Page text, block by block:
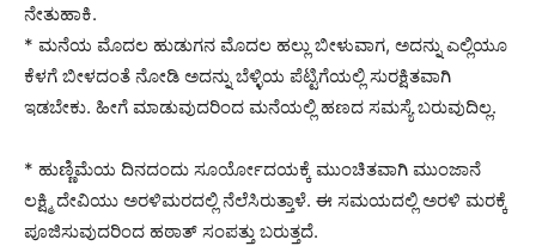
ನೇತುಹಾಕಿ.
* ಮನೆಯ ಮೊದಲ ಹುಡುಗನ ಮೊದಲ ಹಲ್ಲು ಬೀಳುವಾಗ, ಅದನ್ನು ಎಲ್ಲಿಯೂ
ಕೆಳಗೆ ಬೀಳದಂತೆ ನೋಡಿ ಅದನ್ನು ಬೆಳ್ಳಿಯ ಪೆಟ್ಟಿಗೆಯಲ್ಲಿ ಸುರಕ್ಷಿತವಾಗಿ
ಇಡಬೇಕು. ಹೀಗೆ ಮಾಡುವುದರಿಂದ ಮನೆಯಲ್ಲಿ ಹಣದ ಸಮಸ್ಯೆ ಬರುವುದಿಲ್ಲ.
* ಹುಣ್ಣಿಮೆಯ ದಿನದಂದು ಸೂರ್ಯೋದಯಕ್ಕೆ ಮುಂಚಿತವಾಗಿ ಮುಂಜಾನೆ
ಲಕ್ಷ್ಮಿ ದೇವಿಯು ಅರಳಿಮರದಲ್ಲಿ ನೆಲೆಸಿರುತ್ತಾಳೆ. ಈ ಸಮಯದಲ್ಲಿ ಅರಳಿ ಮರಕ್ಕೆ
ಪೂಜಿಸುವುದರಿಂದ ಹಠಾತ್ ಸಂಪತ್ತು ಬರುತ್ತದೆ.